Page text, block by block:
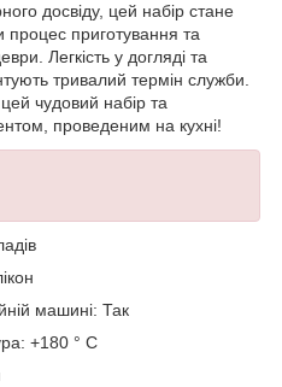
досвіду, цей набір стане
приготування та
Легкість у догляді та
тривалий термін служби.
чудовий набір та
проведеним на кухні!
машині: Так
+180 ° С